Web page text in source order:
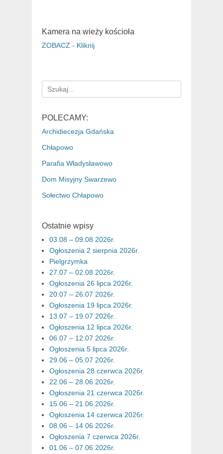
Kamera na wieży kościoła
ZOBACZ - Kliknij
Search
for:
POLECAMY:
Archidiecezja Gdańska
Chłapowo
Parafia Władysławowo
Dom Misyjny Swarzewo
Sołectwo Chłapowo
Ostatnie wpisy
03.08 – 09.08 2026r.
Ogłoszenia 2 sierpnia 2026r.
Pielgrzymka
27.07 – 02.08 2026r.
Ogłoszenia 26 lipca 2026r.
20.07 – 26.07 2026r.
Ogłoszenia 19 lipca 2026r.
13.07 – 19.07 2026r.
Ogłoszenia 12 lipca 2026r.
06.07 – 12.07 2026r.
Ogłoszenia 5 lipca 2026r.
29.06 – 05.07 2026r.
Ogłoszenia 28 czerwca 2026r.
22.06 – 28.06 2026r.
Ogłoszenia 21 czerwca 2026r.
15.06 – 21.06 2026r.
Ogłoszenia 14 czerwca 2026r.
08.06 – 14.06 2026r.
Ogłoszenia 7 czerwca 2026r.
01.06 – 07.06 2026r.